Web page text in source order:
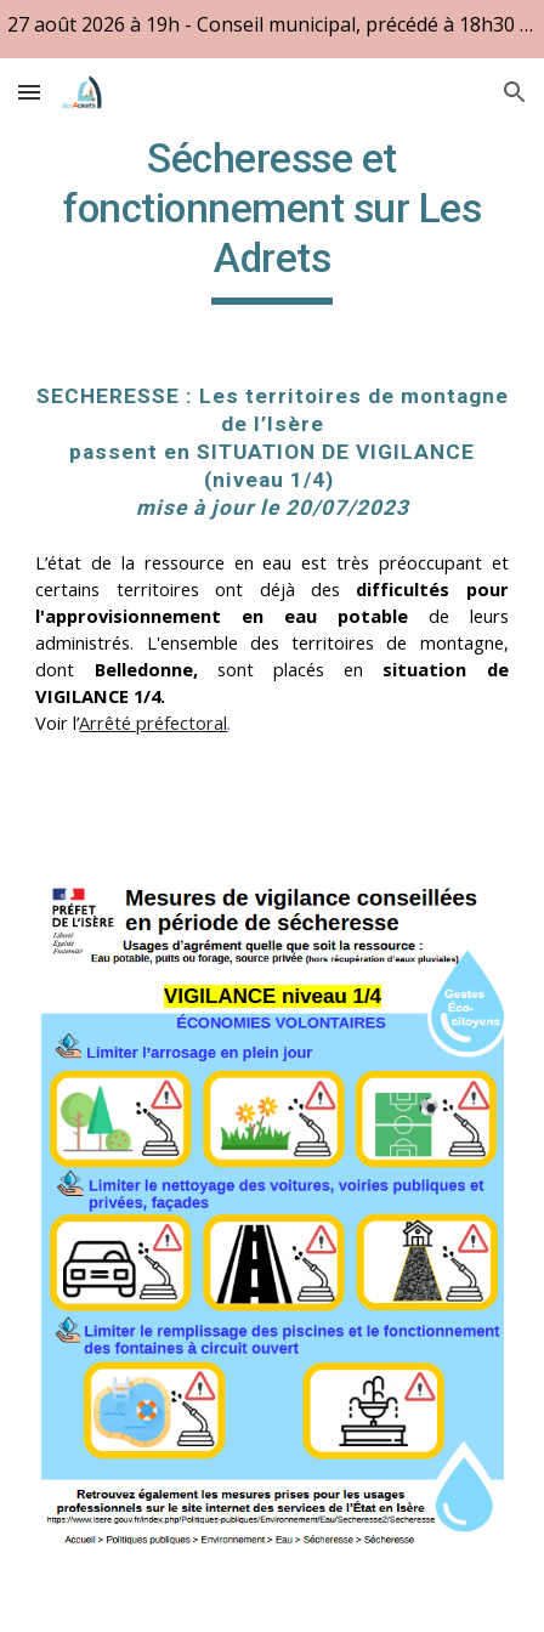
27 août 2026 à 19h - Conseil municipal, précédé à 18h30 des questions des citoyens
Sécheresse et
fonctionnement sur Les
Adrets
SECHERESSE : Les territoires de montagne
de l’Isère
passent en SITUATION DE VIGILANCE
(niveau 1/4)
mise à jour le 20/07/2023
L’état de la ressource en eau est très préoccupant et
certains territoires ont déjà des difficultés pour
l'approvisionnement en eau potablede leurs
administrés. L'ensemble des territoires de montagne,
dont Belledonne, sont placés en situation de
VIGILANCE 1/4.
Voir l’Arrêté préfectoral.